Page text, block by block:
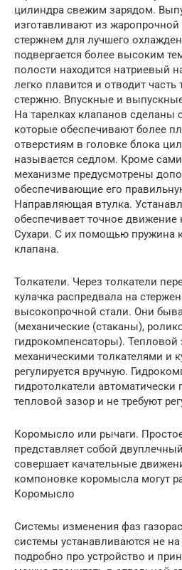
цилиндра свежим зарядом.
изготавливают из
стержнем для лучшего
подвергается более высоким
полости находится натриевый
легко плавится и отводит часть
стержню. Впускные и
На тарелках клапанов сделаны
которые обеспечивают более
отверстиям в головке блока
называется седлом. Кроме
механизме предусмотрены
обеспечивающие его
Направляющая втулка.
обеспечивает точное движение
Сухари. С их помощью пружина
клапана.
Толкатели. Через толкатели
кулачка распредвала на
высокопрочной стали. Они
(механические (стаканы),
гидрокомпенсаторы). Тепловой
механическими толкателями и
регулируется вручную.
гидротолкатели
тепловой зазор и не требуют
Коромысло или рычаги.
представляет собой
совершает качательные
компоновке коромысла могут
Коромысло
Системы изменения фаз
системы устанавливаются не
подробно про устройство и